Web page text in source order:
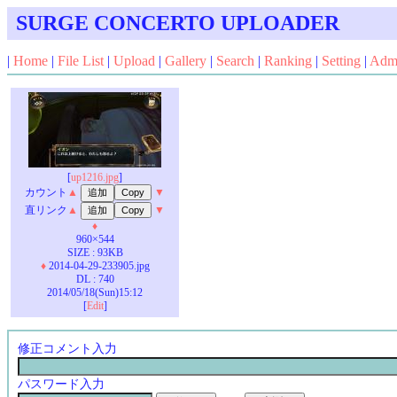
SURGE CONCERTO UPLOADER
| Home | File List | Upload | Gallery | Search | Ranking | Setting |
[up1216.jpg]
カウント ▲
▼
直リンク ▲
▼
♦
960×544
SIZE : 93KB
♦2014-04-29-233905.jpg
DL : 740
2014/05/18(Sun)15:12
[Edit]
修正コメント入力
パスワード入力